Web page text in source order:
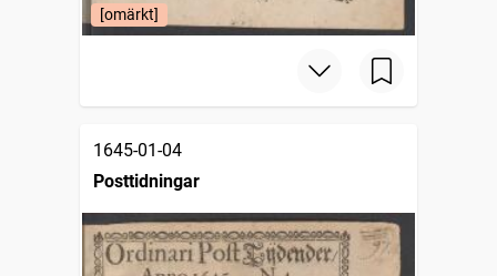
[omärkt]
1645-01-04
Posttidningar